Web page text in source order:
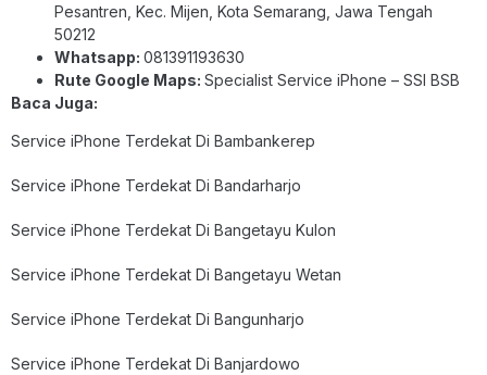
Pesantren, Kec. Mijen, Kota Semarang, Jawa Tengah
50212
Whatsapp: 081391193630
Rute Google Maps: Specialist Service iPhone – SSI BSB
Baca Juga:
Service iPhone Terdekat Di Bambankerep
Service iPhone Terdekat Di Bandarharjo
Service iPhone Terdekat Di Bangetayu Kulon
Service iPhone Terdekat Di Bangetayu Wetan
Service iPhone Terdekat Di Bangunharjo
Service iPhone Terdekat Di Banjardowo